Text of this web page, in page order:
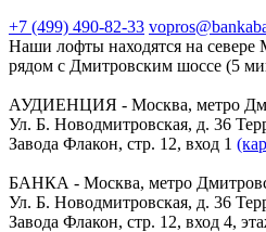
+7 (499) 490-82-33
Наши лофты находятся на
рядом с Дмитровским шоссе (5
АУДИЕНЦИЯ - Москва, метро
Ул. Б. Новодмитровская, д. 36
Завода Флакон, стр. 12, вход 1
БАНКА - Москва, метро
Ул. Б. Новодмитровская, д. 36
Завода Флакон, стр. 12, вход 4,